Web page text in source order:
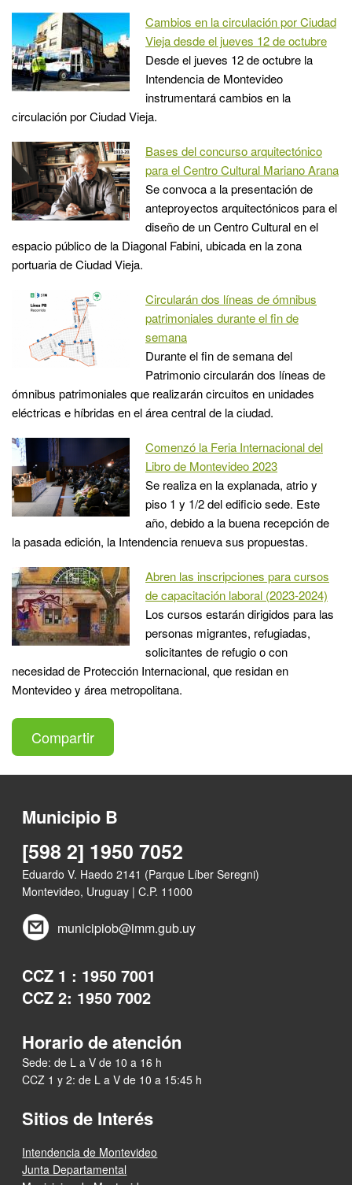
Cambios en la circulación por Ciudad
Vieja desde el jueves 12 de octubre
Desde el jueves 12 de octubre la
Intendencia de Montevideo
instrumentará cambios en la
circulación por Ciudad Vieja.
Bases del concurso arquitectónico
para el Centro Cultural Mariano Arana
Se convoca a la presentación de
anteproyectos arquitectónicos para el
diseño de un Centro Cultural en el
espacio público de la Diagonal Fabini, ubicada en la zona
portuaria de Ciudad Vieja.
Circularán dos líneas de ómnibus
patrimoniales durante el fin de
semana
Durante el fin de semana del
Patrimonio circularán dos líneas de
ómnibus patrimoniales que realizarán circuitos en unidades
eléctricas e híbridas en el área central de la ciudad.
Comenzó la Feria Internacional del
Libro de Montevideo 2023
Se realiza en la explanada, atrio y
piso 1 y 1/2 del edificio sede. Este
año, debido a la buena recepción de
la pasada edición, la Intendencia renueva sus propuestas.
Abren las inscripciones para cursos
de capacitación laboral (2023-2024)
Los cursos estarán dirigidos para las
personas migrantes, refugiadas,
solicitantes de refugio o con
necesidad de Protección Internacional, que residan en
Montevideo y área metropolitana.
Compartir
Municipio B
[598 2] 1950 7052
Eduardo V. Haedo 2141 (Parque Líber Seregni)
Montevideo, Uruguay | C.P. 11000
municipiob@imm.gub.uy
CCZ 1 : 1950 7001
CCZ 2: 1950 7002
Horario de atención
Sede: de L a V de 10 a 16 h
CCZ 1 y 2: de L a V de 10 a 15:45 h
Sitios de Interés
Intendencia de Montevideo
Junta Departamental